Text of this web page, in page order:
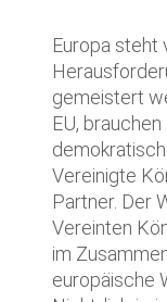
Europa steht
gemeistert
EU,
Vereinigte
Partner. Der
Vereinten
im
europäische